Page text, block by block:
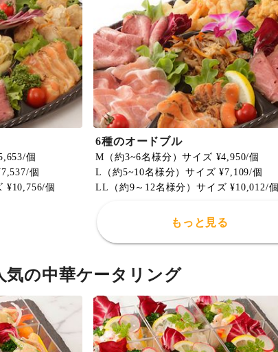
個
個
¥10,756/個
6種のオードブル
M（約3~6名様分）サイズ ¥4,950/個
L（約5~10名様分）サイズ ¥7,109/個
LL（約9～12名様分）サイズ ¥10,012/個
もっと見る
気の中華ケータリング